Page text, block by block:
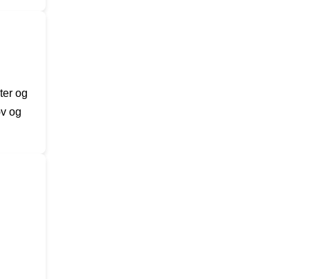
og
og